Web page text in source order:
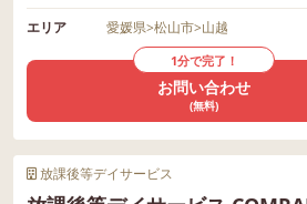
エリア 愛媛県>松山市>山越
1分で完了！
お問い合わせ
(無料)
放課後等デイサービス